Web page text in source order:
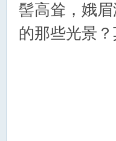
髻高耸，娥
的那些光景